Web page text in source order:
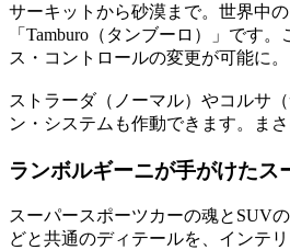
サーキットから砂漠まで。世界中
「Tamburo（タンブーロ）」です
ス・コントロールの変更が可能に。
ストラーダ（ノーマル）やコルサ
ン・システムも作動できます。ま
ランボルギーニが手がけたス
スーパースポーツカーの魂とSUV
どと共通のディテールを、インテ